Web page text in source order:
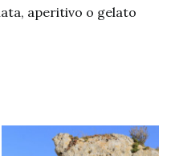
aperitivo o gelato